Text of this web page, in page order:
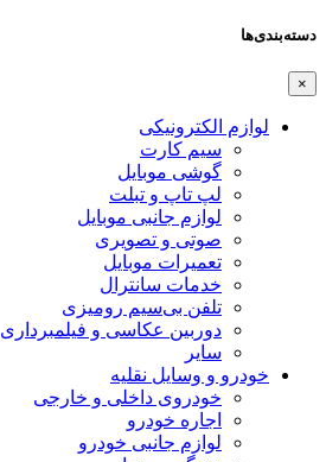
دسته‌بندی‌ها
×
لوازم الکترونیکی
سیم کارت
گوشی موبایل
لپ تاپ و تبلت
لوازم جانبی موبایل
صوتی و تصویری
تعمیرات موبایل
خدمات سانترال
تلفن بی‌سیم رومیزی
دوربین عکاسی و فیلمبرداری
سایر
خودرو و وسایل نقلیه
خودروی داخلی و خارجی
اجاره خودرو
لوازم جانبی خودرو